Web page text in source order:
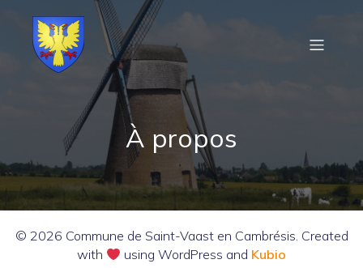
À propos
© 2026 Commune de Saint-Vaast en Cambrésis. Created
with
using WordPress and Kubio